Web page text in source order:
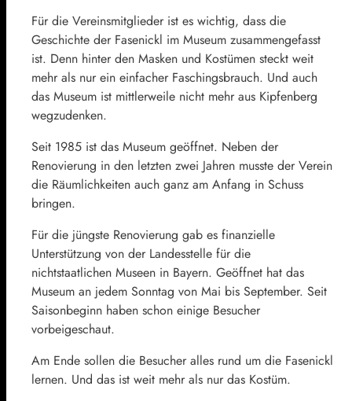
Für die Vereinsmitglieder ist es wichtig, dass die
Geschichte der Fasenickl im Museum zusammengefasst
ist. Denn hinter den Masken und Kostümen steckt weit
mehr als nur ein einfacher Faschingsbrauch. Und auch
das Museum ist mittlerweile nicht mehr aus Kipfenberg
wegzudenken.
Seit 1985 ist das Museum geöffnet. Neben der
Renovierung in den letzten zwei Jahren musste der Verein
die Räumlichkeiten auch ganz am Anfang in Schuss
bringen.
Für die jüngste Renovierung gab es finanzielle
Unterstützung von der Landesstelle für die
nichtstaatlichen Museen in Bayern. Geöffnet hat das
Museum an jedem Sonntag von Mai bis September. Seit
Saisonbeginn haben schon einige Besucher
vorbeigeschaut.
Am Ende sollen die Besucher alles rund um die Fasenickl
lernen. Und das ist weit mehr als nur das Kostüm.